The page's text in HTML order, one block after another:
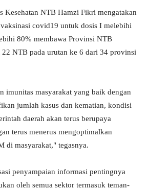
Kesehatan NTB Hamzi Fikri mengatakan
vaksinasi covid19 untuk dosis I melebihi
80% membawa Provinsi NTB
22 NTB pada urutan ke 6 dari 34 provinsi
imunitas masyarakat yang baik dengan
jumlah kasus dan kematian, kondisi
daerah akan terus berupaya
terus menerus mengoptimalkan
di masyarakat," tegasnya.
penyampaian informasi pentingnya
oleh semua sektor termasuk teman-